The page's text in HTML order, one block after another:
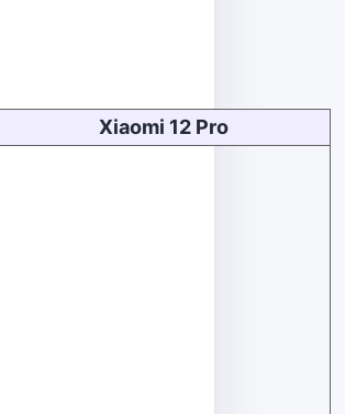
Xiaomi 12 Pro